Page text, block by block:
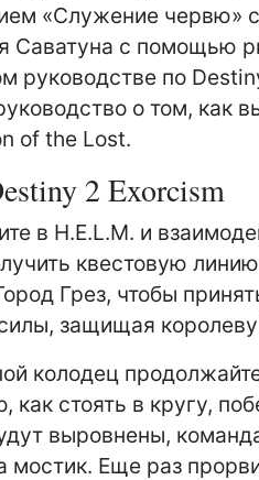
«Служение червю»
Саватуна с помощью
руководстве по
о том, как
of the Lost.
2 Exorcism
в H.E.L.M. и
квестовую
Грез, чтобы
силы, защищая
колодец
как стоять в кругу,
выровнены,
мостик. Еще раз